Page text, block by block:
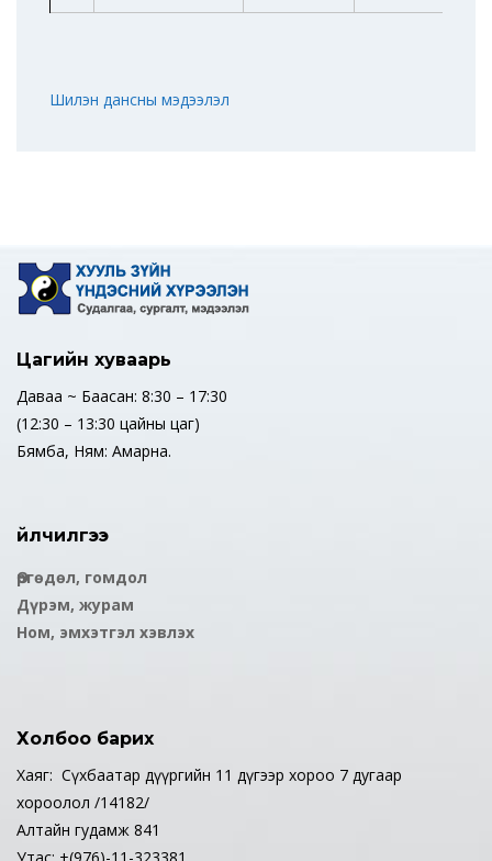
Шилэн дансны мэдээлэл
Цагийн хуваарь
Даваа ~ Баасан: 8:30 – 17:30
(12:30 – 13:30 цайны цаг)
Бямба, Ням: Амарна.
Үйлчилгээ
Өргөдөл, гомдол
Дүрэм, журам
Ном, эмхэтгэл хэвлэх
Холбоо барих
Хаяг: Сүхбаатар дүүргийн 11 дүгээр хороо 7 дугаар
хороолол /14182/
Алтайн гудамж 841